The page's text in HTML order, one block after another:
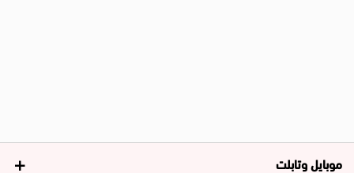
موبايل وتابلت